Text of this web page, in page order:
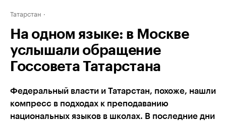
Татарстан
На одном языке: в Москве
услышали обращение
Госсовета Татарстана
Федеральный власти и Татарстан, похоже, нашли
компресс в подходах к преподаванию
национальных языков в школах. В последние дни